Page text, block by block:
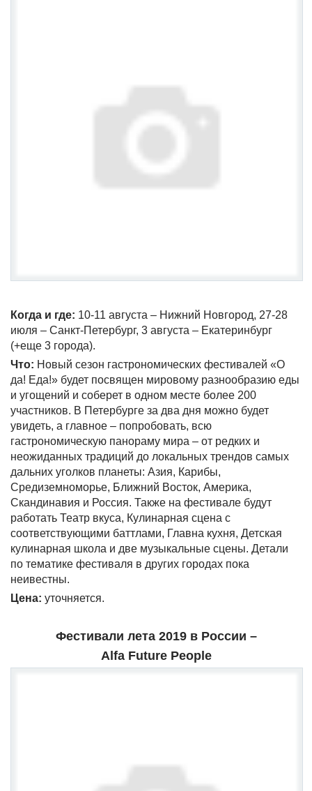
Когда и где: 10-11 августа – Нижний Новгород, 27-28
июля – Санкт-Петербург, 3 августа – Екатеринбург
(+еще 3 города).
Что: Новый сезон гастрономических фестивалей «О
да! Еда!» будет посвящен мировому разнообразию еды
и угощений и соберет в одном месте более 200
участников. В Петербурге за два дня можно будет
увидеть, а главное – попробовать, всю
гастрономическую панораму мира – от редких и
неожиданных традиций до локальных трендов самых
дальних уголков планеты: Азия, Карибы,
Средиземноморье, Ближний Восток, Америка,
Скандинавия и Россия. Также на фестивале будут
работать Театр вкуса, Кулинарная сцена с
соответствующими баттлами, Главна кухня, Детская
кулинарная школа и две музыкальные сцены. Детали
по тематике фестиваля в других городах пока
неивестны.
Цена: уточняется.
Фестивали лета 2019 в России –
Alfa Future People